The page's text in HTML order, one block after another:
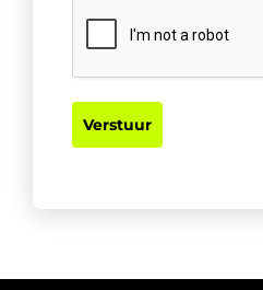
Verstuur